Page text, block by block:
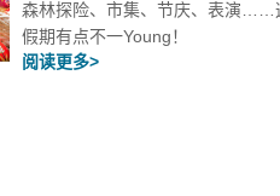
森林探险、市集、节庆、表演……
假期有点不一Young！
阅读更多>